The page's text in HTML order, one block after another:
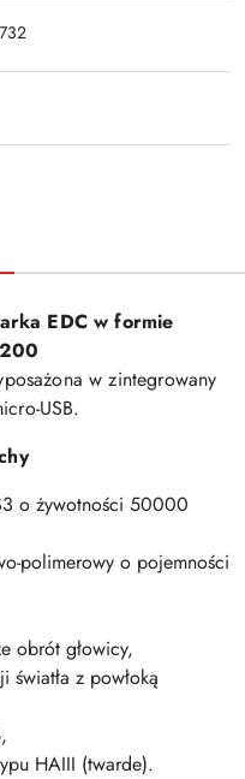
EDC w formie
w zintegrowany
USB.
o żywotności 50000
polimerowy o pojemności
obrót głowicy,
światła z powłoką
HAIII (twarde).